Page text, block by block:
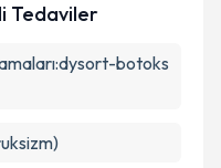
Tedaviler
botoks